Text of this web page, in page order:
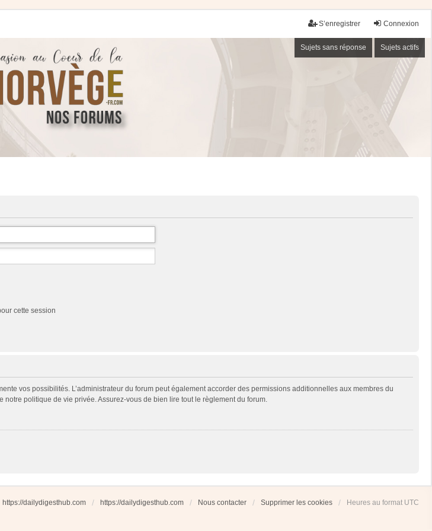
Connexion
S’enregistrer
Sujets sans réponse Sujets actifs
cette session
vos possibilités. L’administrateur du forum peut également accorder des permissions additionnelles aux membres du
politique de vie privée. Assurez-vous de bien lire tout le règlement du forum.
https://dailydigesthub.com https://dailydigesthub.com Nous contacter Supprimer les cookies Heures au format UTC